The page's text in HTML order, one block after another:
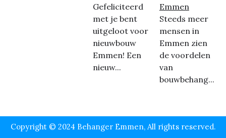
Gefeliciteerd
met je bent
uitgeloot voor
nieuwbouw
Emmen! Een
nieuw...
Emmen
Steeds meer
mensen in
Emmen zien
de voordelen
van
bouwbehang...
Copyright © 2024 Behanger Emmen, All rights reserved.